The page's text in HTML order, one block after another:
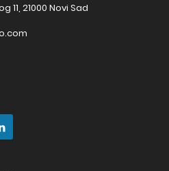
11, 21000 Novi Sad